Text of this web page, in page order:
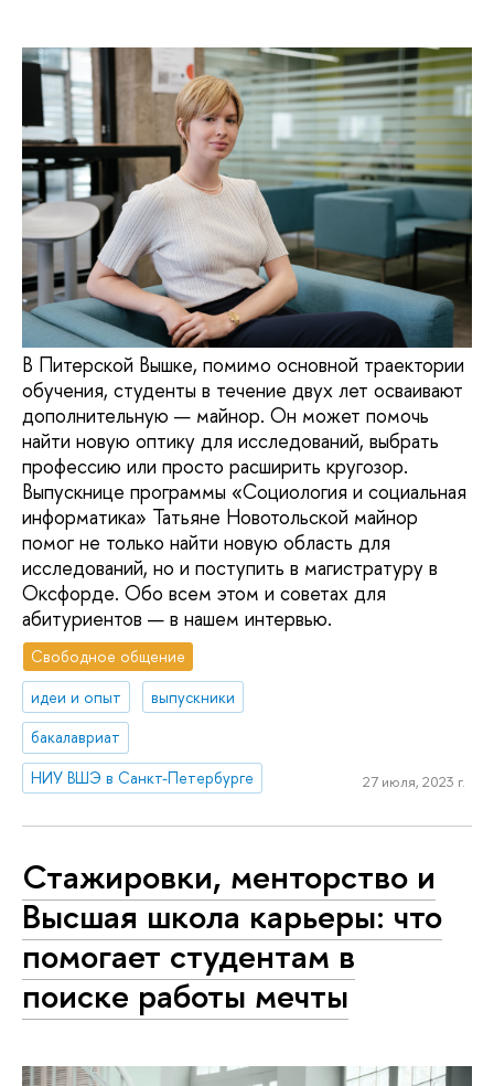
В Питерской Вышке, помимо основной траектории
обучения, студенты в течение двух лет осваивают
дополнительную — майнор. Он может помочь
найти новую оптику для исследований, выбрать
профессию или просто расширить кругозор.
Выпускнице программы «Социология и социальная
информатика» Татьяне Новотольской майнор
помог не только найти новую область для
исследований, но и поступить в магистратуру в
Оксфорде. Обо всем этом и советах для
абитуриентов — в нашем интервью.
Свободное общение
идеи и опыт
выпускники
бакалавриат
НИУ ВШЭ в Санкт-Петербурге
27 июля, 2023 г.
Стажировки, менторство и
Высшая школа карьеры: что
помогает студентам в
поиске работы мечты